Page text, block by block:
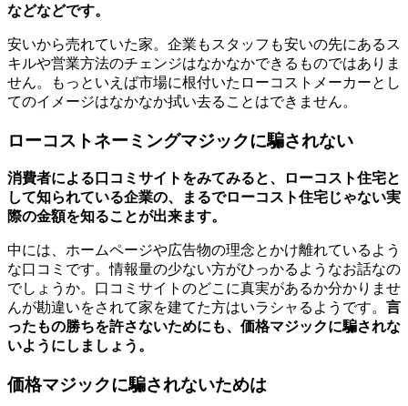
などなどです。
安いから売れていた家。企業もスタッフも安いの先にあるス
キルや営業方法のチェンジはなかなかできるものではありま
せん。もっといえば市場に根付いたローコストメーカーとし
てのイメージはなかなか拭い去ることはできません。
ローコストネーミングマジックに騙されない
消費者による口コミサイトをみてみると、ローコスト住宅と
して知られている企業の、まるでローコスト住宅じゃない実
際の金額を知ることが出来ます。
中には、ホームページや広告物の理念とかけ離れているよう
な口コミです。情報量の少ない方がひっかるようなお話なの
でしょうか。口コミサイトのどこに真実があるか分かりませ
んが勘違いをされて家を建てた方はいラシャるようです。 言
ったもの勝ちを許さないためにも、価格マジックに騙されな
いようにしましょう。
価格マジックに騙されないためは